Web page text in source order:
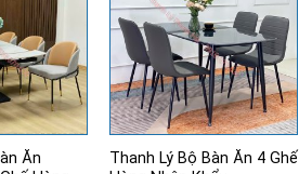
Ăn
Thanh Lý Bộ Bàn Ăn 4 Ghế